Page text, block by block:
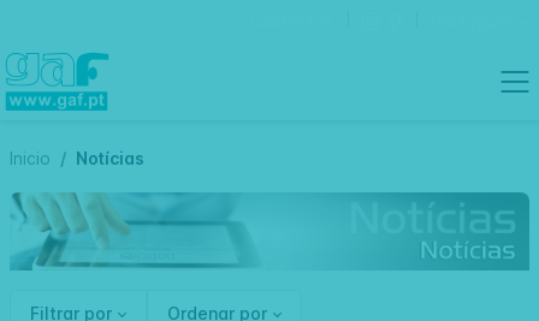
Inicio Notícias
Filtrar por Ordenar por